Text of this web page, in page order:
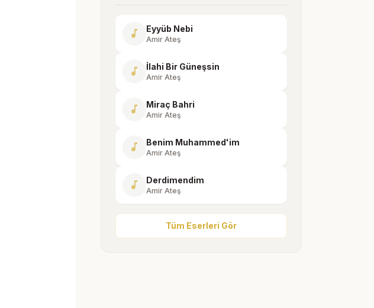
music_note Eyyüb Nebi
Amir Ateş
music_note İlahi Bir Güneşsin
Amir Ateş
music_note Miraç Bahri
Amir Ateş
music_note Benim Muhammed'im
Amir Ateş
music_note Derdimendim
Amir Ateş
Tüm Eserleri Gör